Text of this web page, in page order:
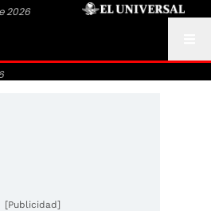
2026
[Publicidad]